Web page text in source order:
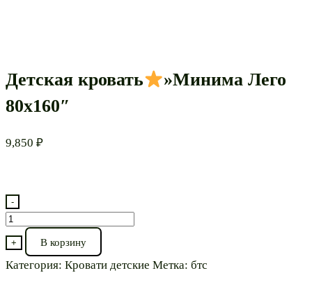
Детская кровать
»Минима Лего
80х160″
9,850 ₽
-
Количество
товара
Детская
кровать
+ В корзину
Категория: Кровати детские Метка: бтс